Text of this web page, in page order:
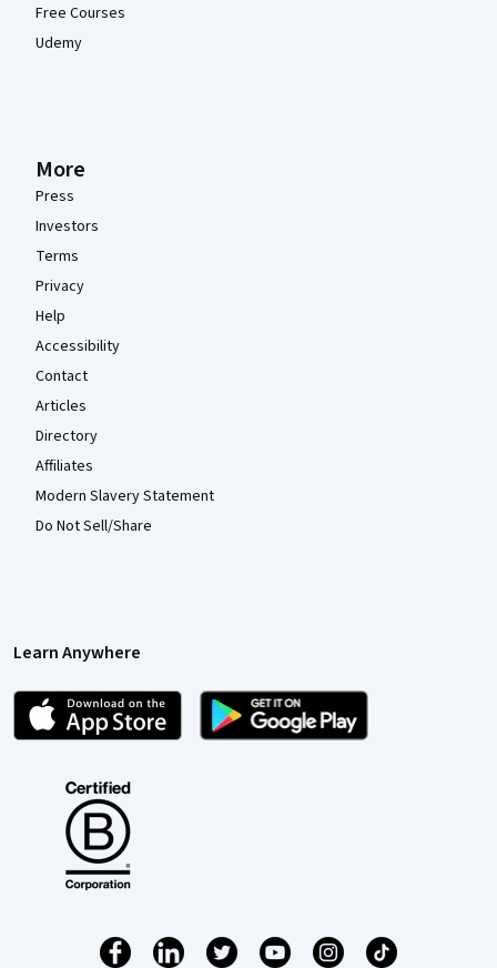
Free Courses
Udemy
More
Press
Investors
Terms
Privacy
Help
Accessibility
Contact
Articles
Directory
Affiliates
Modern Slavery Statement
Do Not Sell/Share
Learn Anywhere